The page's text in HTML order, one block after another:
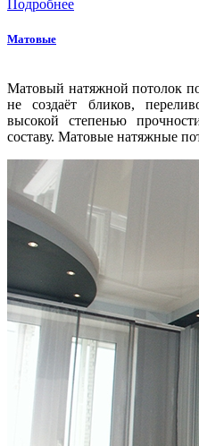
Подробнее
Матовые
Матовый натяжной потолок
не создаёт бликов,
высокой степенью
составу. Матовые натяжные